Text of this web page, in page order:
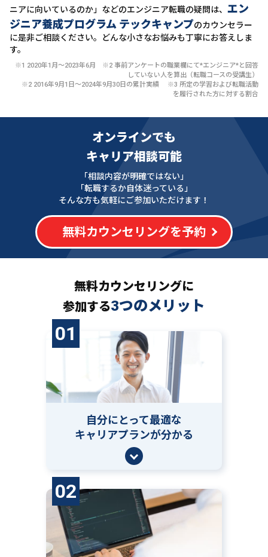
ニアに向いているのか」などのエンジニア転職の疑問は、 エン
ジニア養成プログラム テックキャンプのカウンセラー
に是非ご相談ください。どんな小さなお悩みも丁寧にお答えしま
す。
※1 2020年1月〜2023年6月 ※2 事前アンケートの職業欄にて*エンジニア*と回答
していない人を算出（転職コースの受講生）
※2 2016年9月1日〜2024年9月30日の累計実績 ※3 所定の学習および転職活動
を履行された方に対する割合
オンラインでも
キャリア相談可能
「相談内容が明確ではない」
「転職するか自体迷っている」
そんな方も気軽にご参加いただけます！
無料カウンセリングを予約
無料カウンセリングに
参加する3つのメリット
01
自分にとって最適な
キャリアプランが分かる
02